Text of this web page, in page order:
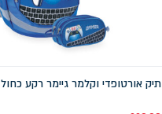
תיק אורטופדי וקלמר גיימר רקע כחול